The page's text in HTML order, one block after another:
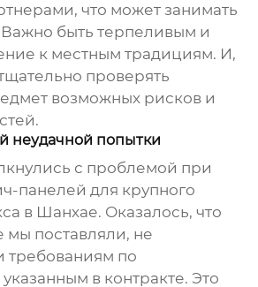
что может занимать
быть терпеливым и
к местным традициям. И,
проверять
возможных рисков и
неудачной попытки
с проблемой при
панелей для крупного
в Шанхае. Оказалось, что
мы поставляли, не
требованиям по
в контракте. Это